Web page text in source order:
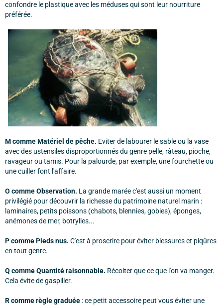
confondre le plastique avec les méduses qui sont leur nourriture
préférée.
M comme Matériel de pêche. Eviter de labourer le sable ou la vase
avec des ustensiles disproportionnés du genre pelle, râteau, pioche,
ravageur ou tamis. Pour la palourde, par exemple, une fourchette ou
une cuiller font l'affaire.
O comme Observation. La grande marée c'est aussi un moment
privilégié pour découvrir la richesse du patrimoine naturel marin :
laminaires, petits poissons (chabots, blennies, gobies), éponges,
anémones de mer, botrylles...
P comme Pieds nus. C'est à proscrire pour éviter blessures et piqûres
en tout genre.
Q comme Quantité raisonnable. Récolter que ce que l'on va manger.
Cela évite de gaspiller.
R comme règle graduée : ce petit accessoire peut vous éviter une